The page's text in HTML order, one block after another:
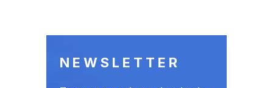
NEWSLETTER